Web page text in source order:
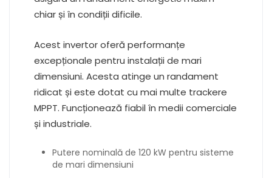
chiar și în condiții dificile.
Acest invertor oferă performanțe
excepționale pentru instalații de mari
dimensiuni. Acesta atinge un randament
ridicat și este dotat cu mai multe trackere
MPPT. Funcționează fiabil în medii comerciale
și industriale.
Putere nominală de 120 kW pentru sisteme
de mari dimensiuni